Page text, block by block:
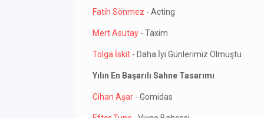
Fatih Sönmez - Acting
Mert Asutay - Taxim
Tolga İskit - Daha İyi Günlerimiz Olmuştu
Yılın En Başarılı Sahne Tasarımı
Cihan Aşar - Gomidas